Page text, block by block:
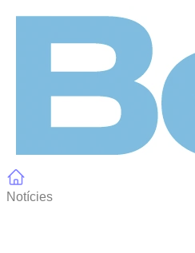
Notícies